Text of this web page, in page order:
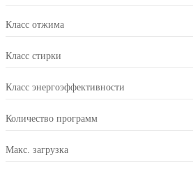
Класс отжима
Класс стирки
Класс энергоэффективности
Количество программ
Макс. загрузка